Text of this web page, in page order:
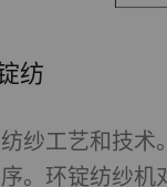
纺
纱工艺和技术
。环锭纺纱机